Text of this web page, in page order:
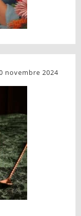
novembre 2024